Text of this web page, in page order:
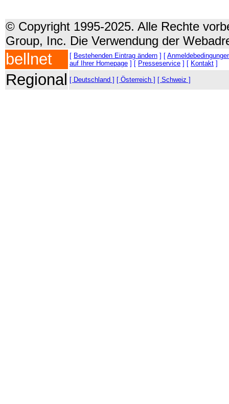
© Copyright 1995-2025. Alle Rechte
Group, Inc. Die Verwendung der
bellnet [ Bestehenden Eintrag ändern ] [
auf Ihrer Homepage ] [ Presseservice ] [ Kontakt ]
Regional [ Deutschland ] [ Österreich ] [ Schweiz ]